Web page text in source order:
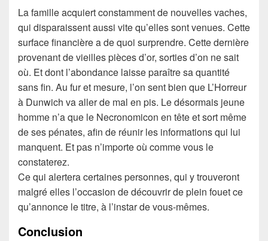
La famille acquiert constamment de nouvelles vaches,
qui disparaissent aussi vite qu’elles sont venues. Cette
surface financière a de quoi surprendre. Cette dernière
provenant de vieilles pièces d’or, sorties d’on ne sait
où. Et dont l’abondance laisse paraître sa quantité
sans fin. Au fur et mesure, l’on sent bien que L’Horreur
à Dunwich va aller de mal en pis. Le désormais jeune
homme n’a que le Necronomicon en tête et sort même
de ses pénates, afin de réunir les informations qui lui
manquent. Et pas n’importe où comme vous le
constaterez.
Ce qui alertera certaines personnes, qui y trouveront
malgré elles l’occasion de découvrir de plein fouet ce
qu’annonce le titre, à l’instar de vous-mêmes.
Conclusion